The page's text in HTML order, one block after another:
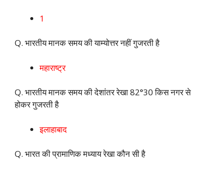
1
Q. भारतीय मानक समय की याम्योत्तर नहीं गुजरती है
महाराष्ट्र
Q. भारतीय मानक समय की देशांतर रेखा 82°30 किस नगर से
होकर गुजरती है
इलाहाबाद
Q. भारत की प्रामाणिक मध्याय रेखा कौन सी है